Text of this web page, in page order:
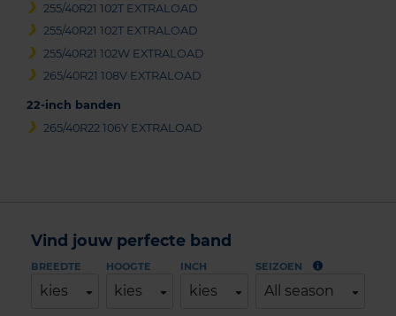
255/40R21 102T EXTRALOAD
255/40R21 102T EXTRALOAD
255/40R21 102W EXTRALOAD
265/40R21 108V EXTRALOAD
22-inch banden
265/40R22 106Y EXTRALOAD
Vind jouw perfecte band
BREEDTE
kies
HOOGTE
kies
INCH
kies
SEIZOEN
All season